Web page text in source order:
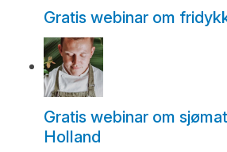
Gratis webinar om
Gratis webinar om
Holland